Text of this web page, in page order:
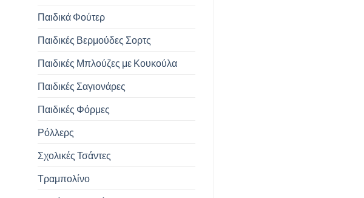
Παιδικά Φούτερ
Παιδικές Βερμούδες Σορτς
Παιδικές Μπλούζες με Κουκούλα
Παιδικές Σαγιονάρες
Παιδικές Φόρμες
Ρόλλερς
Σχολικές Τσάντες
Τραμπολίνο